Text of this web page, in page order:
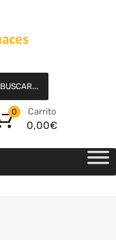
BUSCAR...
Carrito
0,00€
0